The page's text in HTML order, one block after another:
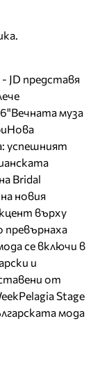
JD представя
Вечната муза
Нова
успешният
Bridal
новия
върху
се включи в
и
от
Pelagia Stage
мода